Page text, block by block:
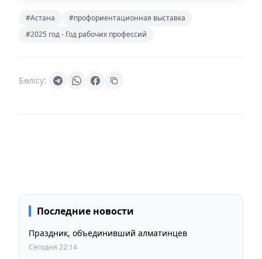
#Астана
#профориентационная выставка
#2025 год - Год рабочих профессий
Бөлісу:
Последние новости
Праздник, объединивший алматинцев
Сегодня 22:14